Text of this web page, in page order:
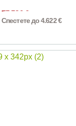
75.580 €
Спестете до 4.622 €